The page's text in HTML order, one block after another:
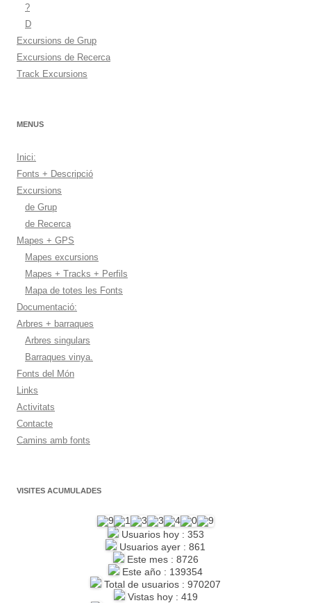
?
D
Excursions de Grup
Excursions de Recerca
Track Excursions
MENUS
Inici:
Fonts + Descripció
Excursions
de Grup
de Recerca
Mapes + GPS
Mapes excursions
Mapes + Tracks + Perfils
Mapa de totes les Fonts
Documentació:
Arbres + barraques
Arbres singulars
Barraques vinya.
Fonts del Món
Links
Activitats
Contacte
Camins amb fonts
VISITES ACUMULADES
Usuarios hoy : 353
Usuarios ayer : 861
Este mes : 8726
Este año : 139354
Total de usuarios : 970207
Vistas hoy : 419